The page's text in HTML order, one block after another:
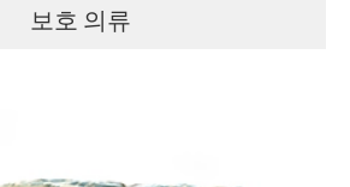
보호 의류